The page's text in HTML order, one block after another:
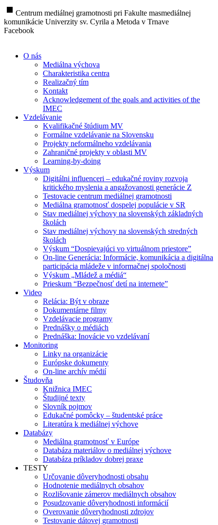
stop Centrum mediálnej gramotnosti pri Fakulte masmediálnej
komunikácie Univerzity sv. Cyrila a Metoda v Trnave
Facebook
O nás
Mediálna výchova
Charakteristika centra
Realizačný tím
Kontakt
Acknowledgement of the goals and activities of the
IMEC
Vzdelávanie
Kvalifikačné štúdium MV
Formálne vzdelávanie na Slovensku
Projekty neformálneho vzdelávania
Zahraničné projekty v oblasti MV
Learning-by-doing
Výskum
Digitálni influenceri – edukačné roviny rozvoja
kritického myslenia a angažovanosti generácie Z
Testovacie centrum mediálnej gramotnosti
Mediálna gramotnosť dospelej populácie v SR
Stav mediálnej výchovy na slovenských základných
školách
Stav mediálnej výchovy na slovenských stredných
školách
Výskum “Dospievajúci vo virtuálnom priestore”
On-line Generácia: Informácie, komunikácia a digitálna
participácia mládeže v informačnej spoločnosti
Výskum „Mládež a médiá“
Prieskum “Bezpečnosť detí na internete”
Video
Relácia: Být v obraze
Dokumentárne filmy
Vzdelávacie programy
Prednášky o médiách
Prednáška: Inovácie vo vzdelávaní
Monitoring
Linky na organizácie
Európske dokumenty
On-line archív médií
Študovňa
Knižnica IMEC
Študijné texty
Slovník pojmov
Edukačné pomôcky – študentské práce
Literatúra k mediálnej výchove
Databázy
Mediálna gramotnosť v Európe
Databáza materiálov o mediálnej výchove
Databáza príkladov dobrej praxe
TESTY
Určovanie dôveryhodnosti obsahu
Hodnotenie mediálnych obsahov
Rozlišovanie zámerov mediálnych obsahov
Posudzovanie dôveryhodnosti informácií
Overovanie dôveryhodnosti zdrojov
Testovanie dátovej gramotnosti